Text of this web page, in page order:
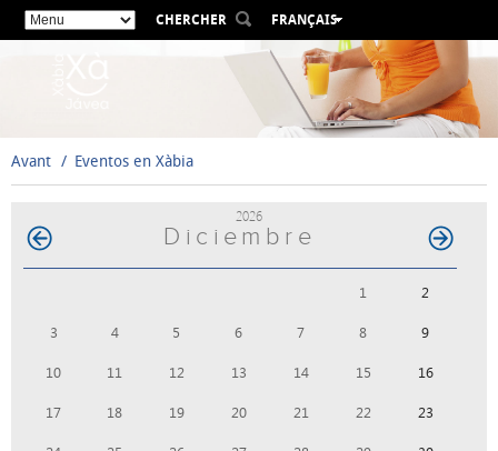
CHERCHER
FRANÇAIS
ESPAÑOL
VALENCIÀ
ENGLISH
Avant Eventos en Xàbia
2026
Diciembre
1 2
3 4 5 6 7 8 9
10 11 12 13 14 15 16
17 18 19 20 21 22 23